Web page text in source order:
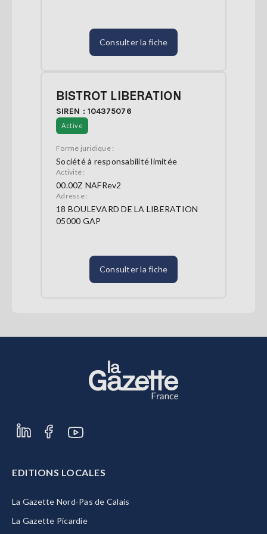
Consulter la fiche
BISTROT LIBERATION
SIREN : 104375076
Active
Forme juridique :
Société à responsabilité limitée
Activité :
00.00Z NAFRev2
Adresse :
18 BOULEVARD DE LA LIBERATION
05000 GAP
Consulter la fiche
EDITIONS LOCALES
La Gazette Nord-Pas de Calais
La Gazette Picardie